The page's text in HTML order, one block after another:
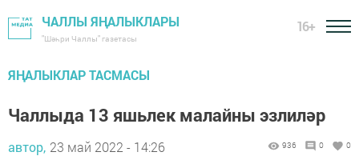
ЧАЛЛЫ ЯҢАЛЫКЛАРЫ
"Шәһри Чаллы" газетасы
16+
ЯҢАЛЫКЛАР ТАСМАСЫ
Чаллыда 13 яшьлек малайны эзлиләр
автор, 23 май 2022 - 14:26 936 0 0